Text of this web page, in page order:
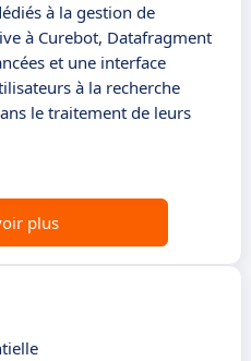
à la gestion de
à Curebot, Datafragment
et une interface
à la recherche
le traitement de leurs
plus